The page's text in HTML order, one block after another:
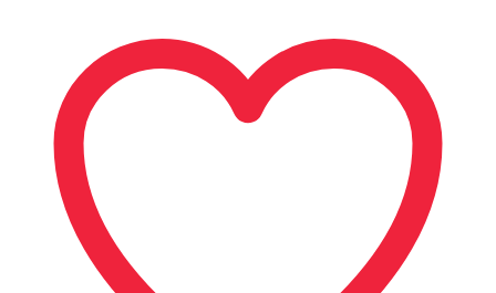
Supply
Ralph
Lauren
ชิ้น